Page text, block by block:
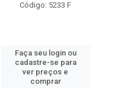
Código: 5233 F
Faça seu login ou
cadastre-se para
ver preços e
comprar